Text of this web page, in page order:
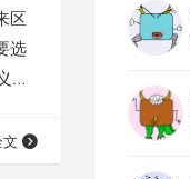
区
选
纪